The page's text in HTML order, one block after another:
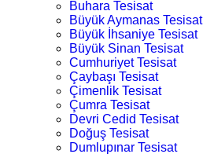
Buhara Tesisat
Büyük Aymanas Tesisat
Büyük İhsaniye Tesisat
Büyük Sinan Tesisat
Cumhuriyet Tesisat
Çaybaşı Tesisat
Çimenlik Tesisat
Çumra Tesisat
Devri Cedid Tesisat
Doğuş Tesisat
Dumlupınar Tesisat